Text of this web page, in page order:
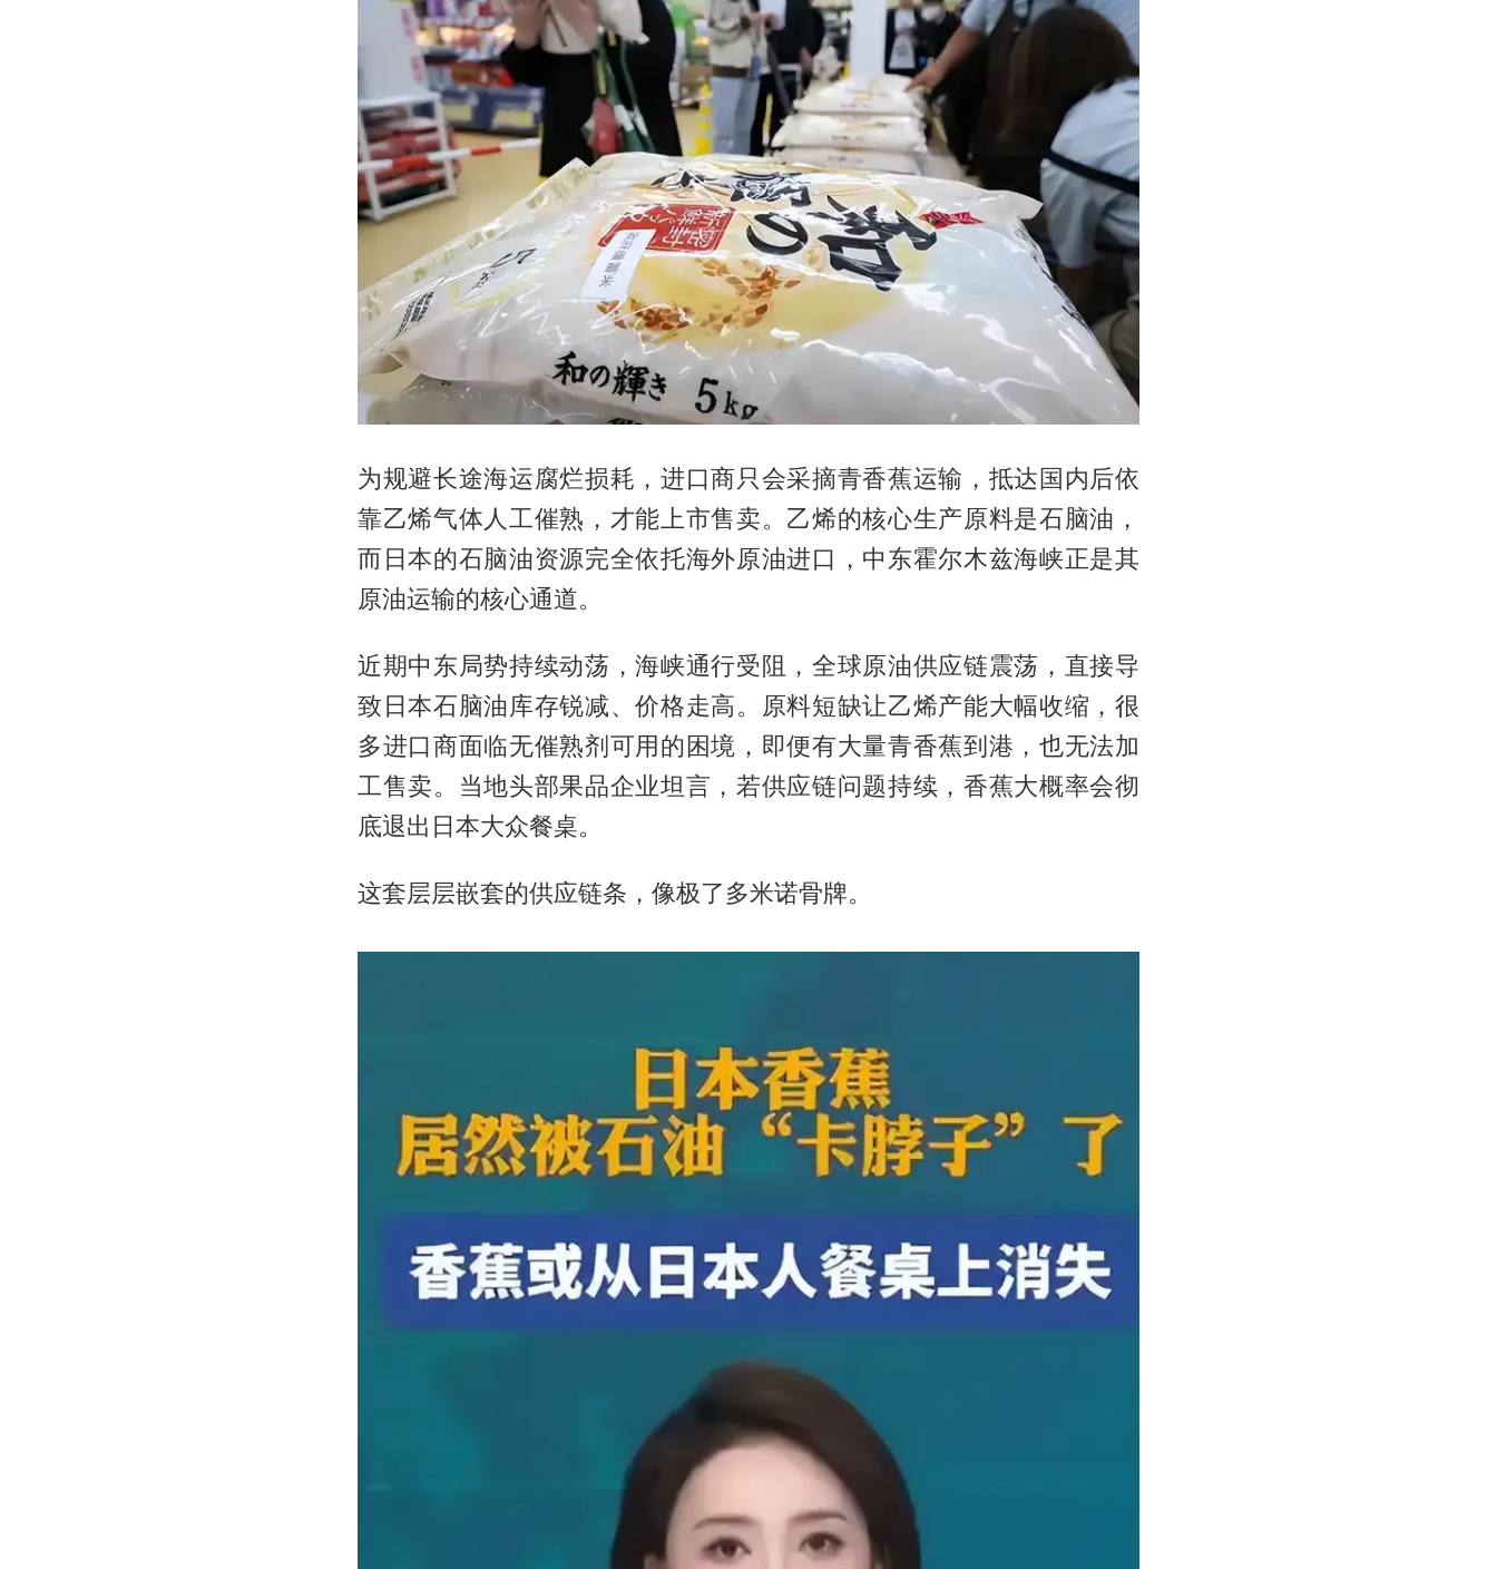
为规避长途海运腐烂损耗，进口商只会采摘青香蕉运输，抵达国内后依
靠乙烯气体人工催熟，才能上市售卖。乙烯的核心生产原料是石脑油 ，
而日本的石脑油资源完全依托海外原油进口，中东霍尔木兹海峡正是其
原油运输的核心通道。
近期中东局势持续动荡，海峡通行受阻，全球原油供应链震荡，直接导
致日本石脑油库存锐减、价格走高。原料短缺让乙烯产能大幅收缩，很
多进口商面临无催熟剂可用的困境，即便有大量青香蕉到港，也无法加
工售卖。当地头部果品企业坦言，若供应链问题持续，香蕉大概率会彻
底退出日本大众餐桌。
这套层层嵌套的供应链条，像极了多米诺骨牌。